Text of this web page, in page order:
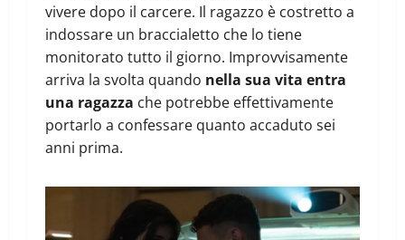
vivere dopo il carcere. Il ragazzo è costretto a
indossare un braccialetto che lo tiene
monitorato tutto il giorno. Improvvisamente
arriva la svolta quando nella sua vita entra
una ragazza che potrebbe effettivamente
portarlo a confessare quanto accaduto sei
anni prima.